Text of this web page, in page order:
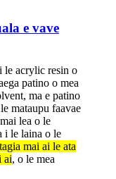
e vave
le acrylic resin o
patino o mea
ma e patino
mataupu faavae
lea o le
i le laina o le
mai ai le ata
ai, o le mea